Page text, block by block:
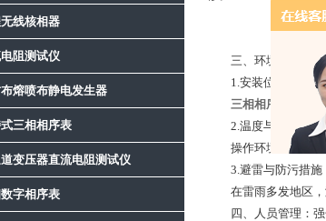
线核相器
阻测试仪
熔喷布静电发生器
三相相序表
变压器直流电阻测试仪
字相序表
三、环境控制：优
1.安装位置要求
三相相序表
应在
2.温度与湿度管理
操作环境温度宜控
3.避雷与防污措施
在雷雨多发地区，
四、人员管理：强